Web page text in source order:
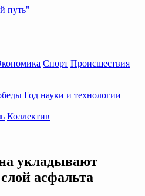
Спорт Происшествия
Год науки и технологии
Коллектив
укладывают
асфальта